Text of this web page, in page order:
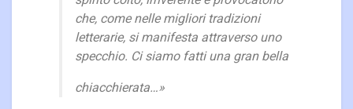
che, come nelle migliori tradizioni
letterarie, si manifesta attraverso uno
specchio. Ci siamo fatti una gran bella
chiacchierata…»